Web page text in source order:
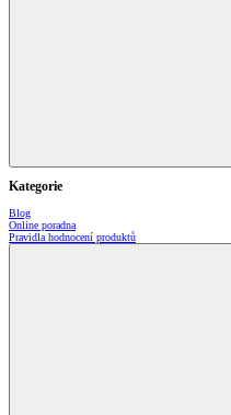
Kategorie
Blog
Online poradna
Pravidla hodnocení produktů